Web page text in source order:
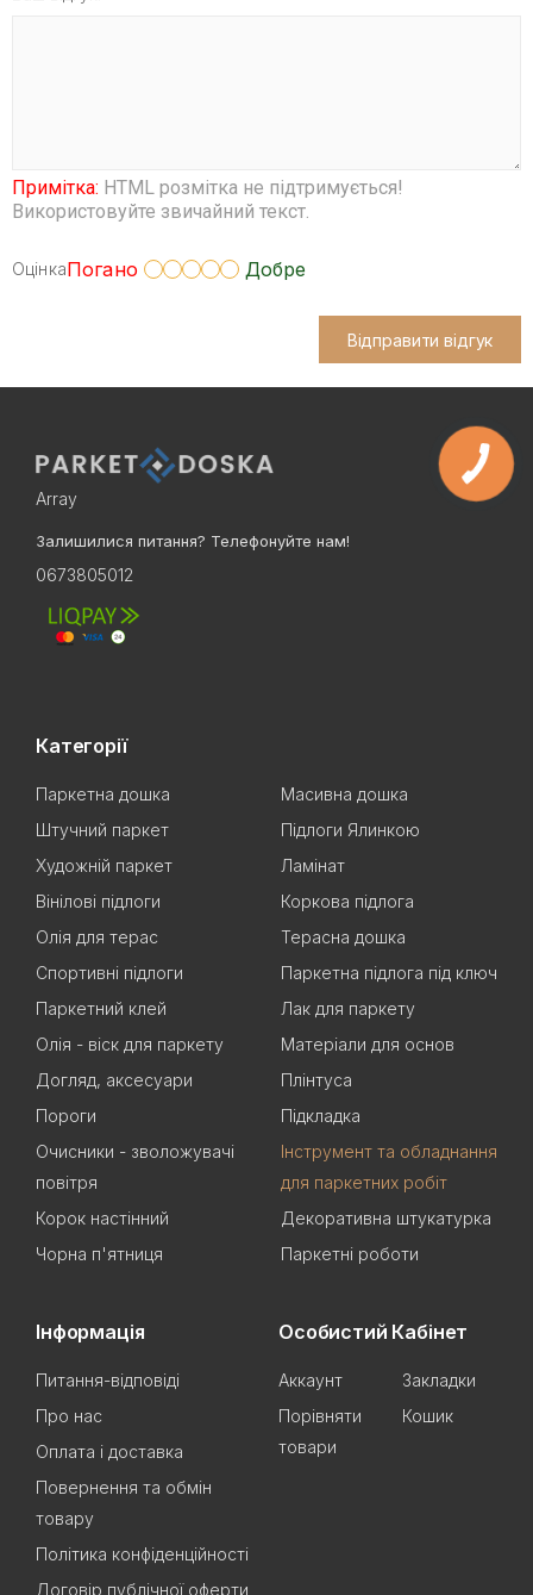
Примітка: HTML розмітка не підтримується!
Використовуйте звичайний текст.
ОцінкаПогано Добре
Відправити відгук
Array
Залишилися питання? Телефонуйте нам!
0673805012
Категорії
Паркетна дошка
Масивна дошка
Штучний паркет
Підлоги Ялинкою
Художній паркет
Ламінат
Вінілові підлоги
Коркова підлога
Олія для терас
Терасна дошка
Спортивні підлоги
Паркетна підлога під ключ
Паркетний клей
Лак для паркету
Олія - віск для паркету
Матеріали для основ
Догляд, аксесуари
Плінтуса
Пороги
Підкладка
Очисники - зволожувачі
повітря
Інструмент та обладнання
для паркетних робіт
Корок настінний
Декоративна штукатурка
Чорна п'ятниця
Паркетні роботи
Інформація
Питання-відповіді
Про нас
Оплата і доставка
Повернення та обмін
товару
Політика конфіденційності
Договір публічної оферти
Особистий Кабінет
Аккаунт
Закладки
Порівняти
товари
Кошик